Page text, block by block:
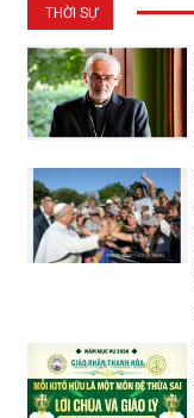
THỜI SỰ